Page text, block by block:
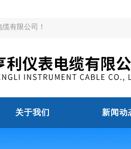
有限公司！
关于我们 新闻动